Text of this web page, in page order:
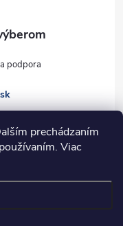
prechádzaním
Viac